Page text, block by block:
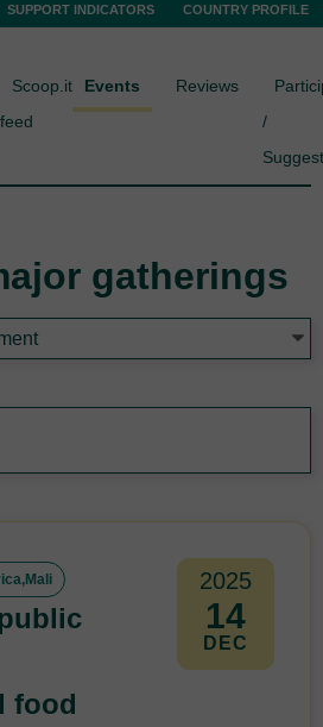
SUPPORT INDICATORS COUNTRY PROFILE
Scoop.it
feed
Events Reviews
/
Suggest
gatherings
,Mali
food
2025
14
DEC